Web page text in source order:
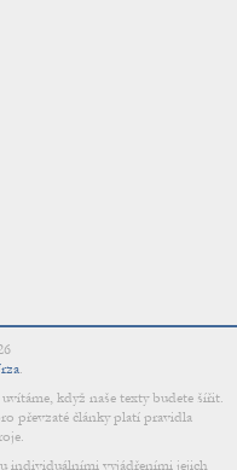
.
když naše texty budete šířit.
převzaté články platí pravidla
individuálními vyjádřeními jejich